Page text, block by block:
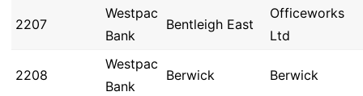
2207
Westpac
Bank
Bentleigh East
Officeworks
Ltd
2208
Westpac
Bank
Berwick Berwick